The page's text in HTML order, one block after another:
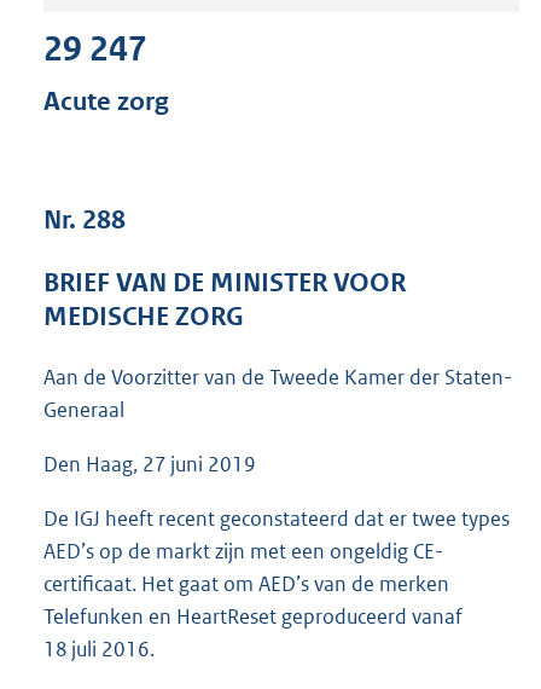
e
6
29 247
Acute zorg
Nr. 288
BRIEF VAN DE MINISTER VOOR
MEDISCHE ZORG
Aan de Voorzitter van de Tweede Kamer der Staten-
Generaal
Den Haag, 27 juni 2019
De IGJ heeft recent geconstateerd dat er twee types
AED’s op de markt zijn met een ongeldig CE-
certificaat. Het gaat om AED’s van de merken
Telefunken en HeartReset geproduceerd vanaf
18 juli 2016.